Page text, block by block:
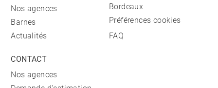
Nos agences
Barnes
Actualités
Bordeaux
Préférences cookies
FAQ
CONTACT
Nos agences